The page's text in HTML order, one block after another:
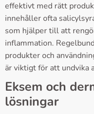
effektivt med rätt
innehåller ofta
som hjälper till att
inflammation.
produkter och
är viktigt för att undvika
Eksem och
lösningar